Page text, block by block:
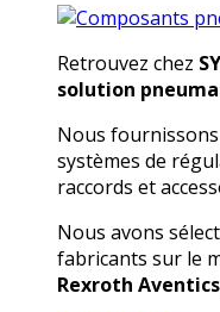
Retrouvez chez
solution
Nous
systèmes de
raccords et
Nous avons
fabricants sur le
Rexroth